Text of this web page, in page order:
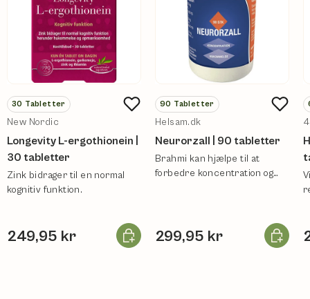
30 Tabletter
New Nordic
Longevity L-ergothionein |
30 tabletter
Zink bidrager til en normal
kognitiv funktion.
249,95 kr Læg i kurv
90 Tabletter
Helsam.dk
Neurorzall | 90 tabletter
Brahmi kan hjælpe til at
forbedre koncentration og
299,95 kr Læg i